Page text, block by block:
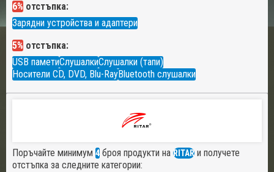
6% отстъпка:
Зарядни устройства и адаптери
5% отстъпка:
USB паметиСлушалкиСлушалки (тапи)
Носители CD, DVD, Blu-RayBluetooth слушалки
Поръчайте минимум 4 броя продукти на RITAR и получете
отстъпка за следните категории: